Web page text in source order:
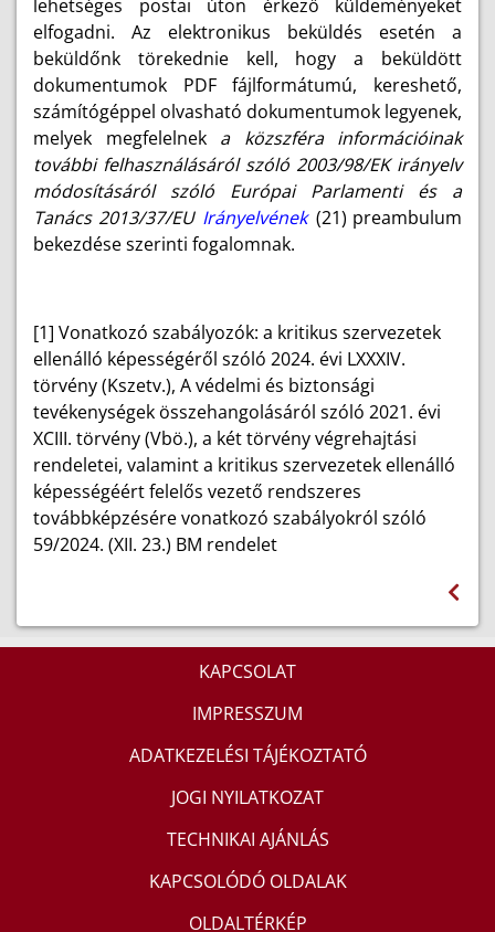
lehetséges postai úton érkező küldeményeket
elfogadni. Az elektronikus beküldés esetén a
beküldőnk törekednie kell, hogy a beküldött
dokumentumok PDF fájlformátumú, kereshető,
számítógéppel olvasható dokumentumok legyenek,
melyek megfelelnek a közszféra információinak
további felhasználásáról szóló 2003/98/EK irányelv
módosításáról szóló Európai Parlamenti és a
Tanács 2013/37/EU Irányelvének (21) preambulum
bekezdése szerinti fogalomnak.
[1] Vonatkozó szabályozók: a kritikus szervezetek
ellenálló képességéről szóló 2024. évi LXXXIV.
törvény (Kszetv.), A védelmi és biztonsági
tevékenységek összehangolásáról szóló 2021. évi
XCIII. törvény (Vbö.), a két törvény végrehajtási
rendeletei, valamint a kritikus szervezetek ellenálló
képességéért felelős vezető rendszeres
továbbképzésére vonatkozó szabályokról szóló
59/2024. (XII. 23.) BM rendelet
KAPCSOLAT
IMPRESSZUM
ADATKEZELÉSI TÁJÉKOZTATÓ
JOGI NYILATKOZAT
TECHNIKAI AJÁNLÁS
KAPCSOLÓDÓ OLDALAK
OLDALTÉRKÉP